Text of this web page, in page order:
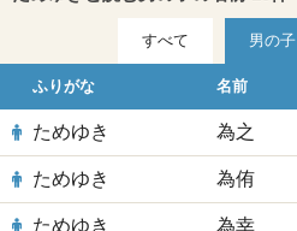
すべて 男の子
ふりがな 名前
ためゆき 為之
ためゆき 為侑
ためゆき 為幸